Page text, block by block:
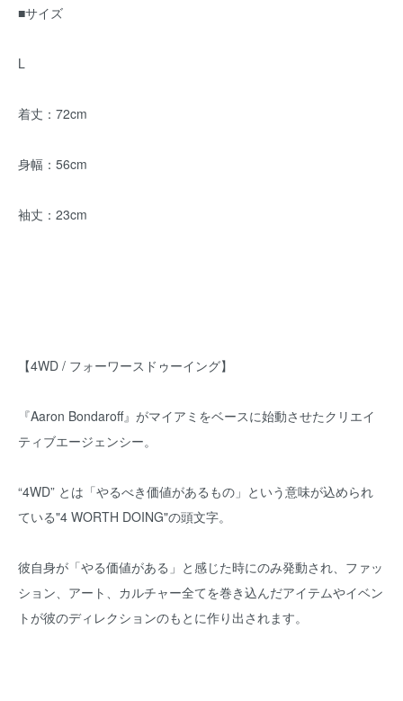
■サイズ
L
着丈：72cm
身幅：56cm
袖丈：23cm
【4WD / フォーワースドゥーイング】
『Aaron Bondaroff』がマイアミをベースに始動させたクリエイ
ティブエージェンシー。
“4WD” とは「やるべき価値があるもの」という意味が込められ
ている"4 WORTH DOING"の頭文字。
彼自身が「やる価値がある」と感じた時にのみ発動され、ファッ
ション、アート、カルチャー全てを巻き込んだアイテムやイベン
トが彼のディレクションのもとに作り出されます。